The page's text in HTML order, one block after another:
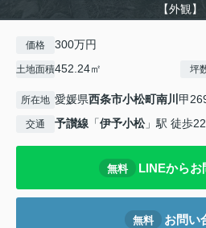
【外観】
価格 300万円
土地面積452.24㎡ 坪
所在地 愛媛県西条市小松町南川 甲
交通 予讃線 「伊予小松」駅 徒歩
無料 LINEからお
無料 お問い